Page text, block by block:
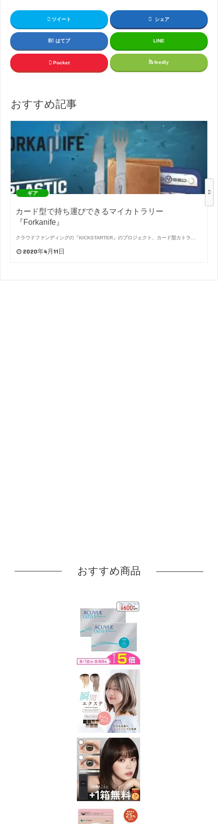
ツイート シェア
はてブ LINE
Pocket feedly
おすすめ記事
ギア
カード型で持ち運びできるマイカトラリー
『Forkanife』
クラウドファンディングの「KICKSTARTER」のプロジェクト、カード型カトラ…
2020年4月11日
おすすめ商品